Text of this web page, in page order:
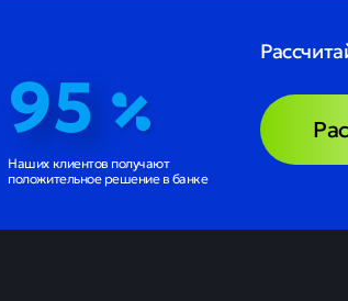
95
Наших клиентов получают
положительное решение в банке